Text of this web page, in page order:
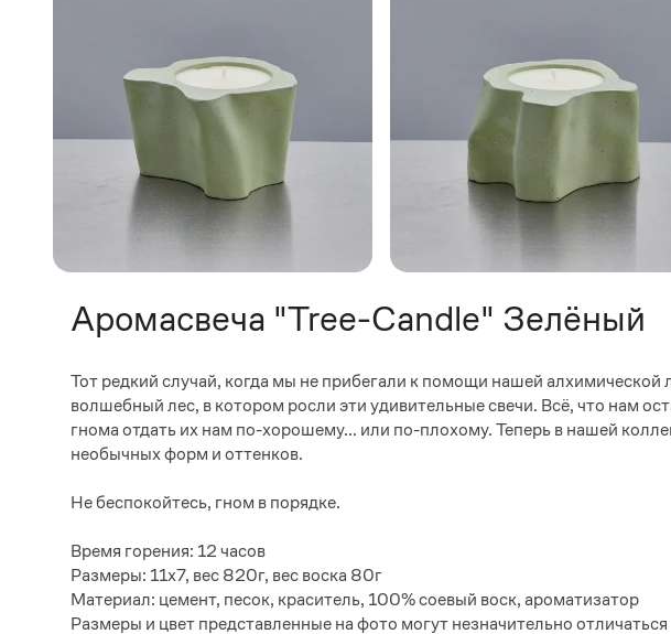
Аромасвеча "Tree-Candle" Зелёный
Тот редкий случай, когда мы не прибегали к помощи нашей алхимической
волшебный лес, в котором росли эти удивительные свечи. Всё, что нам
гнома отдать их нам по-хорошему... или по-плохому. Теперь в нашей
необычных форм и оттенков.
Не беспокойтесь, гном в порядке.
Время горения: 12 часов
Размеры: 11х7, вес 820г, вес воска 80г
Материал: цемент, песок, краситель, 100% соевый воск, ароматизатор
Размеры и цвет представленные на фото могут незначительно отличаться